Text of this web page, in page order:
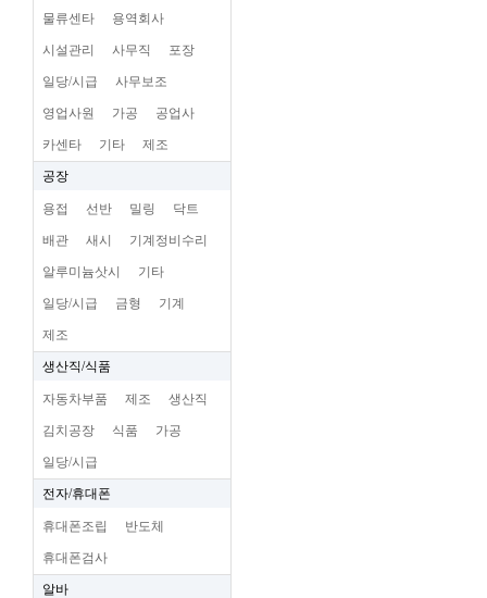
물류센타 용역회사
시설관리 사무직 포장
일당/시급 사무보조
영업사원 가공 공업사
카센타 기타 제조
공장
용접 선반 밀링 닥트
배관 새시 기계정비수리
알루미늄삿시 기타
일당/시급 금형 기계
제조
생산직/식품
자동차부품 제조 생산직
김치공장 식품 가공
일당/시급
전자/휴대폰
휴대폰조립 반도체
휴대폰검사
알바